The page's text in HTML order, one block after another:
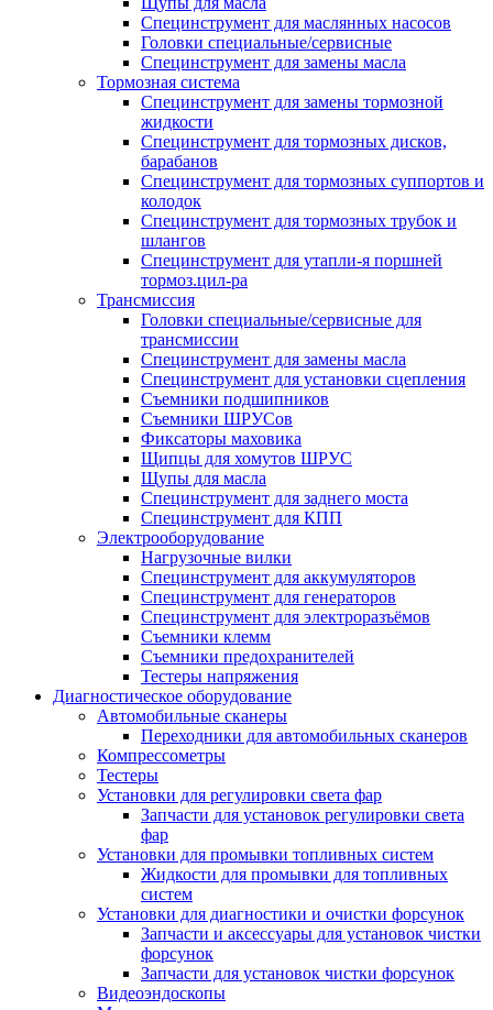
Специнструмент для маслянных насосов
Головки специальные/сервисные
Специнструмент для замены масла
Тормозная система
Специнструмент для замены тормозной
жидкости
Специнструмент для тормозных дисков,
барабанов
Специнструмент для тормозных суппортов и
колодок
Специнструмент для тормозных трубок и
шлангов
Специнструмент для утапли-я поршней
тормоз.цил-ра
Трансмиссия
Головки специальные/сервисные для
трансмиссии
Специнструмент для замены масла
Специнструмент для установки сцепления
Съемники подшипников
Съемники ШРУСов
Фиксаторы маховика
Щипцы для хомутов ШРУС
Щупы для масла
Специнструмент для заднего моста
Специнструмент для КПП
Электрооборудование
Нагрузочные вилки
Специнструмент для аккумуляторов
Специнструмент для генераторов
Специнструмент для электроразъёмов
Съемники клемм
Съемники предохранителей
Тестеры напряжения
Диагностическое оборудование
Автомобильные сканеры
Переходники для автомобильных сканеров
Компрессометры
Тестеры
Установки для регулировки света фар
Запчасти для установок регулировки света
фар
Установки для промывки топливных систем
Жидкости для промывки для топливных
систем
Установки для диагностики и очистки форсунок
Запчасти и аксессуары для установок чистки
форсунок
Запчасти для установок чистки форсунок
Видеоэндоскопы